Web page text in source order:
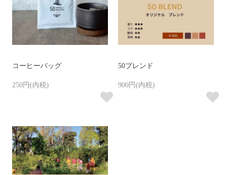
コーヒーバッグ
250円(内税)
50ブレンド
900円(内税)